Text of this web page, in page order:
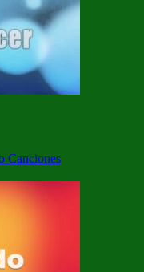
Canciones